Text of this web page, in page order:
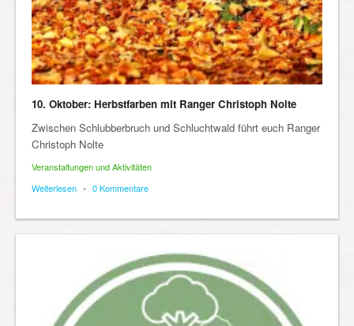
10. Oktober: Herbstfarben mit Ranger Christoph Nolte
Zwischen Schlubberbruch und Schluchtwald führt euch Ranger
Christoph Nolte
Veranstaltungen und Aktivitäten
Weiterlesen • 0 Kommentare